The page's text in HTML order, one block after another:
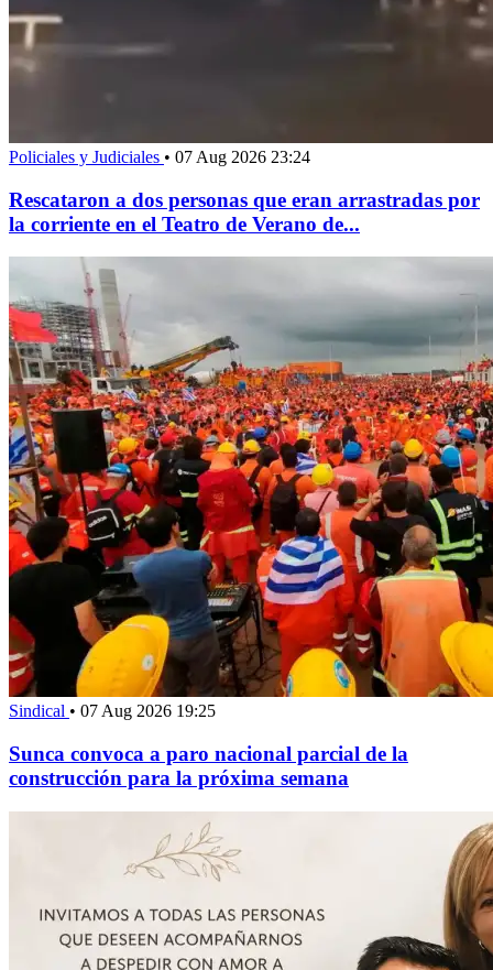
Policiales y Judiciales • 07 Aug 2026 23:24
Rescataron a dos personas que eran arrastradas por
la corriente en el Teatro de Verano de...
Sindical • 07 Aug 2026 19:25
Sunca convoca a paro nacional parcial de la
construcción para la próxima semana